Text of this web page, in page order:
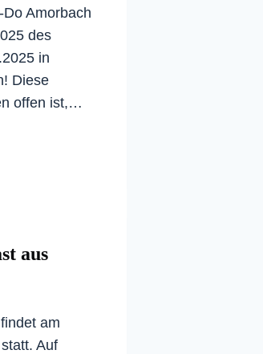
Amorbach
des
in
Diese
offen ist,…
aus
am
Auf